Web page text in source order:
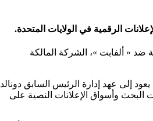
الرقمية في الولايات المتحدة.
ضد « ألفابت »، الشركة المالكة
إلى عهد إدارة الرئيس السابق دونالد
على الإنترنت وإعلانات البحث وأسواق الإعلانات النصية على